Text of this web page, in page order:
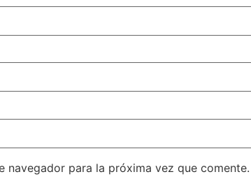
para la próxima vez que comente.